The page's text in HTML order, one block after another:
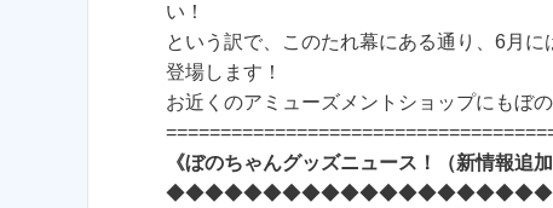
い！
という訳で、このたれ幕にある通り、6月に
登場します！
お近くのアミューズメントショップにもぼ
《ぼのちゃんグッズニュース！（新情報追加